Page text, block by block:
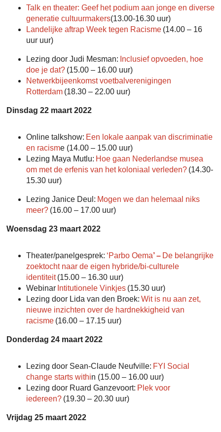
Talk en theater: Geef het podium aan jonge en diverse
generatie cultuurmakers(13.00-16.30 uur)
Landelijke aftrap Week tegen Racisme(14.00 – 16
uur uur)
Lezing door Judi Mesman: Inclusief opvoeden, hoe
doe je dat?(15.00 – 16.00 uur)
Netwerkbijeenkomst voetbalverenigingen
Rotterdam(18.30 – 22.00 uur)
Dinsdag 22 maart 2022
Online talkshow: Een lokale aanpak van discriminatie
en racisme (14.00 – 15.00 uur)
Lezing Maya Mutlu: Hoe gaan Nederlandse musea
om met de erfenis van het koloniaal verleden?(14.30-
15.30 uur)
Lezing Janice Deul: Mogen we dan helemaal niks
meer?(16.00 – 17.00 uur)
Woensdag 23 maart 2022
Theater/panelgesprek: ‘Parbo Oema’ – De belangrijke
zoektocht naar de eigen hybride/bi-culturele
identiteit(15.00 – 16.30 uur)
Webinar Intitutionele Vinkjes (15.30 uur)
Lezing door Lida van den Broek: Wit is nu aan zet,
nieuwe inzichten over de hardnekkigheid van
racisme(16.00 – 17.15 uur)
Donderdag 24 maart 2022
Lezing door Sean-Claude Neufville: FYI Social
change starts within (15.00 – 16.00 uur)
Lezing door Ruard Ganzevoort: Plek voor
iedereen?(19.30 – 20.30 uur)
Vrijdag 25 maart 2022